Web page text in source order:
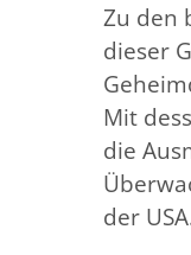
Zu den
dieser
Mit
die
der